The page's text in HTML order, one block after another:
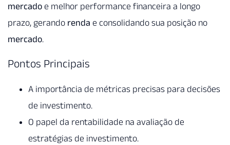
mercado e melhor performance financeira a longo
prazo, gerando renda e consolidando sua posição no
mercado.
Pontos Principais
A importância de métricas precisas para decisões
de investimento.
O papel da rentabilidade na avaliação de
estratégias de investimento.